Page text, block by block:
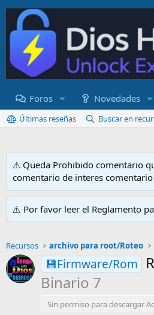
Foros Novedades
Últimas reseñas Buscar en
⚠ Queda Prohibido comentario
comentario de interes
⚠️ Por favor leer el Reglamento
Recursos archivo para root/Roteo
💾Firmware/Rom
Binario 7
Sin permiso para descargar